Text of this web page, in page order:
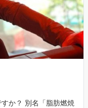
か？ 別名「脂肪燃焼